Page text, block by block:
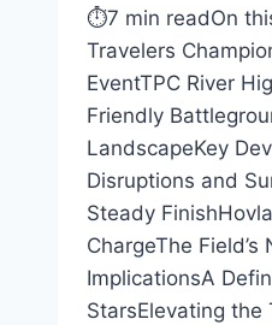
⏱7 min readOn
Travelers
EventTPC River
Friendly
LandscapeKey
Disruptions and
Steady
ChargeThe
ImplicationsA
StarsElevating the